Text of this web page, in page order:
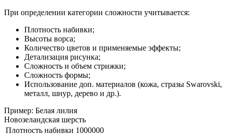
При определении категории сложности учитывается:
Плотность набивки;
Высоты ворса;
Количество цветов и применяемые эффекты;
Детализация рисунка;
Сложность и объем стрижки;
Сложность формы;
Использование доп. материалов (кожа, стразы Swarovski,
металл, шнур, дерево и др.).
Пример: Белая лилия
Новозеландская шерсть
Плотность набивки 1000000